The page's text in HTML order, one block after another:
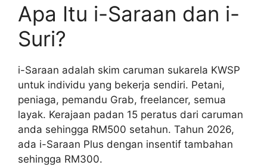
Apa Itu i-Saraan dan i-
Suri?
i-Saraan adalah skim caruman sukarela KWSP
untuk individu yang bekerja sendiri. Petani,
peniaga, pemandu Grab, freelancer, semua
layak. Kerajaan padan 15 peratus dari caruman
anda sehingga RM500 setahun. Tahun 2026,
ada i-Saraan Plus dengan insentif tambahan
sehingga RM300.